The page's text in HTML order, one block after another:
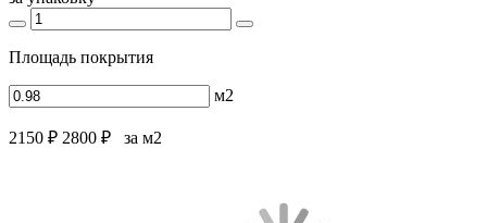
Площадь покрытия
м2
2150 ₽ 2800 ₽ за м2